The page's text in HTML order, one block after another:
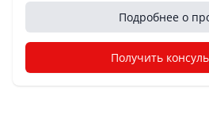
Подробнее о
Получить